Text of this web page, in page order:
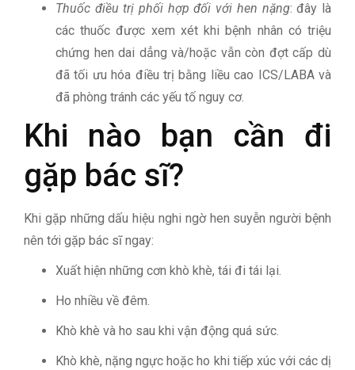
Thuốc điều trị phối hợp đối với hen nặng: đây là
các thuốc được xem xét khi bệnh nhân có triệu
chứng hen dai dẳng và/hoặc vẫn còn đợt cấp dù
đã tối ưu hóa điều trị bằng liều cao ICS/LABA và
đã phòng tránh các yếu tố nguy cơ.
Khi nào bạn cần đi
gặp bác sĩ?
Khi gặp những dấu hiệu nghi ngờ hen suyễn người bệnh
nên tới gặp bác sĩ ngay:
Xuất hiện những cơn khò khè, tái đi tái lại.
Ho nhiều về đêm.
Khò khè và ho sau khi vận động quá sức.
Khò khè, nặng ngực hoặc ho khi tiếp xúc với các dị